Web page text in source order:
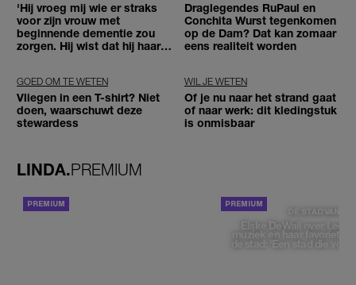
'Hij vroeg mij wie er straks
voor zijn vrouw met
beginnende dementie zou
zorgen. Hij wist dat hij haar
Draglegendes RuPaul en
Conchita Wurst tegenkomen
op de Dam? Dat kan zomaar
eens realiteit worden
GOED OM TE WETEN
Vliegen in een T-shirt? Niet
doen, waarschuwt deze
stewardess
WIL JE WETEN
Of je nu naar het strand gaat
of naar werk: dit kledingstuk
is onmisbaar
LINDA.PREMIUM
DE STAD VAN
Elske DeWall over
muziek en haar favoriete
de stad: 'Een stad die